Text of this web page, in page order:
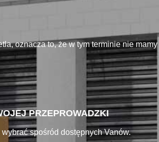
oznacza to, że w tym terminie nie
PRZEPROWADZKI
spośród dostępnych Vanów.